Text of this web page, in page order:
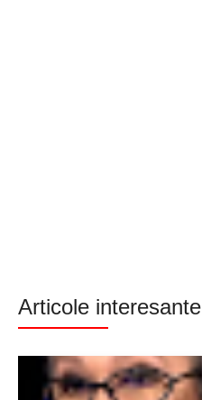
Articole interesante